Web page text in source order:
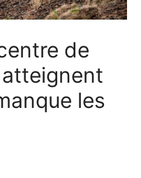
de
atteignent
les